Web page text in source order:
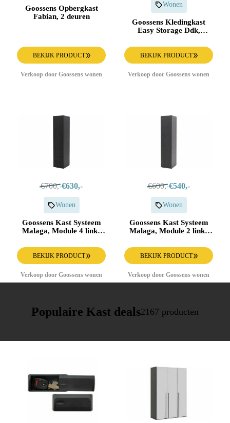
Goossens Opbergkast
Fabian, 2 deuren
BEKIJK PRODUCT
Verkoop door Goossens wonen
Wonen
Goossens Kledingkast
Easy Storage Ddk,
breed, 220 cm hoog, 3x
draaideur
BEKIJK PRODUCT
Verkoop door Goossens wonen
€700,-€630,-
Wonen
Goossens Kast Systeem
Malaga, Module 4 links
draaideur en ladenblok
BEKIJK PRODUCT
Verkoop door Goossens wonen
€600,-€540,-
Wonen
Goossens Kast Systeem
Malaga, Module 2 links
draaideur
BEKIJK PRODUCT
Verkoop door Goossens wonen
Populaire Kast deals2167 producten